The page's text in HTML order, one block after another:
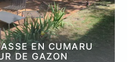
EN CUMARU
DE GAZON